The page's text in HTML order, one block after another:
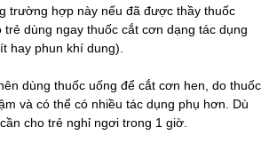
trường hợp này nếu đã được thầy thuốc
dùng ngay thuốc cắt cơn dạng tác dụng
hay phun khí dung).
dùng thuốc uống để cắt cơn hen, do thuốc
và có thể có nhiều tác dụng phụ hơn. Dù
cho trẻ nghỉ ngơi trong 1 giờ.